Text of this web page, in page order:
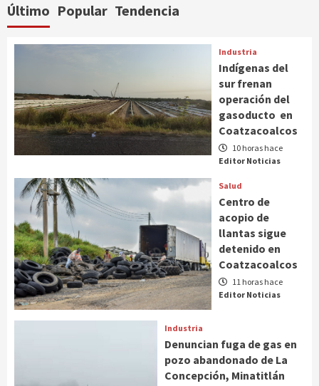
Último Popular Tendencia
Industria
Indígenas del
sur frenan
operación del
gasoducto en
Coatzacoalcos
10 horas hace
Editor Noticias
Salud
Centro de
acopio de
llantas sigue
detenido en
Coatzacoalcos
11 horas hace
Editor Noticias
Industria
Denuncian fuga de gas en
pozo abandonado de La
Concepción, Minatitlán